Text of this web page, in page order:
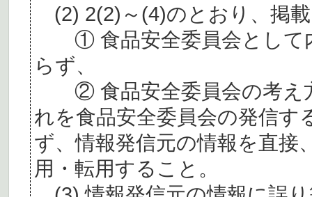
(2) 2(2)～(4)のとおり、掲
① 食品安全委員会として
らず、
② 食品安全委員会の考え
れを食品安全委員会の発信す
ず、情報発信元の情報を直接
用・転用すること。